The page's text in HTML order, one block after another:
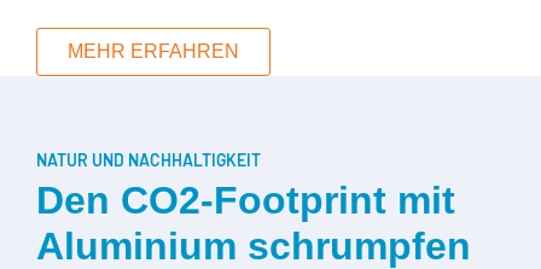
MEHR ERFAHREN
NATUR UND NACHHALTIGKEIT
Den CO2-Footprint mit
Aluminium schrumpfen